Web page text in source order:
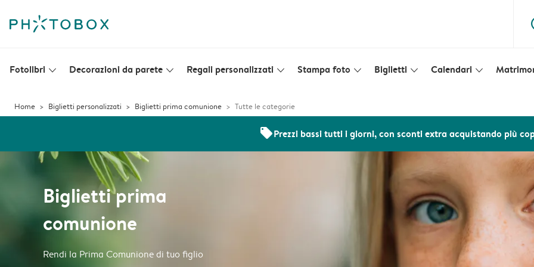
Fotolibri slim_arrow_down Decorazioni da parete slim_arrow_down Regali personalizzati slim_arrow_down Stampa foto slim_arrow_down Biglietti slim_arrow_down Calendari slim_arrow_down
Home Biglietti personalizzati Biglietti prima comunione Tutte le categorie
offersPrezzi bassi tutti i giorni, con sconti extra acquistando più
Biglietti prima
comunione
Rendi la Prima Comunione di tuo figlio